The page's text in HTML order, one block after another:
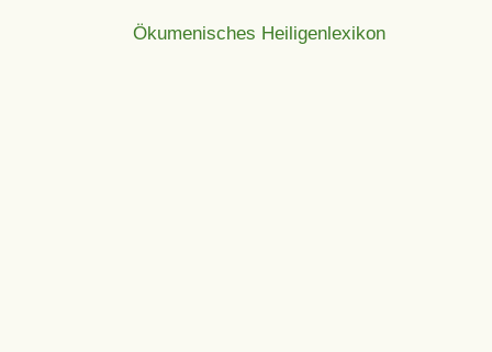
Ökumenisches Heiligenlexikon